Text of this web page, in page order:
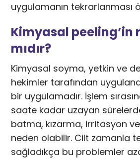
uygulamanın tekrarlanması
Kimyasal peeling’in
mıdır?
Kimyasal soyma, yetkin ve
hekimler tarafından
bir uygulamadır. İşlem
saate kadar uzayan
batma, kızarma, irritasyon
neden olabilir. Cilt zamanla
sağladıkça bu problemler